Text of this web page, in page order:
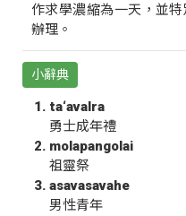
作求學濃縮為一天，並
辦理。
小辭典
ta‘avalra
勇士成年禮
molapangolai
祖靈祭
asavasavahe
男性青年